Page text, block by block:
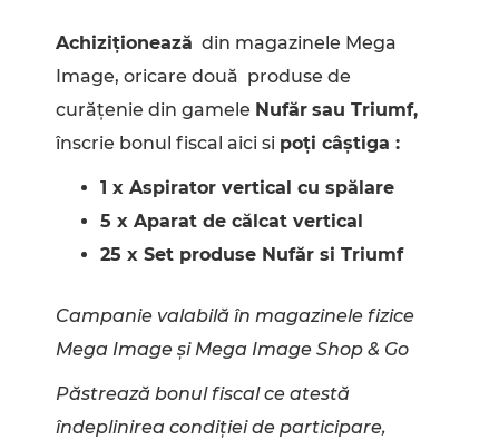
Achiziționează din magazinele Mega
Image, oricare două produse de
curățenie din gamele Nufăr sau Triumf,
înscrie bonul fiscal aici si poți câștiga :
1 x Aspirator vertical cu spălare
5 x Aparat de călcat vertical
25 x Set produse Nufăr si Triumf
Campanie valabilă în magazinele fizice
Mega Image și Mega Image Shop & Go
Păstrează bonul fiscal ce atestă
îndeplinirea condiției de participare,